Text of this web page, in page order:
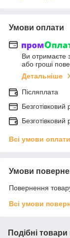
Умови оплати
Ви отримаєте
або гроші
Детальніше
Післяплата
Всі умови оплати
Умови
Повернення
Всі умови
Подібні товари